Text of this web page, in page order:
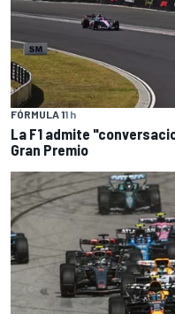
FÓRMULA 11 h
La F1 admite
Gran Premio